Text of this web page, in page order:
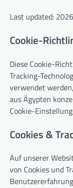
Last updated:
Cookie-
Diese Cookie-
Tracking-
verwendet
aus Ägypten
Cookie-
Cookies &
Auf unserer
von Cookies und